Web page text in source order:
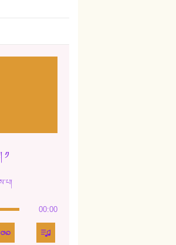
༡
00:00